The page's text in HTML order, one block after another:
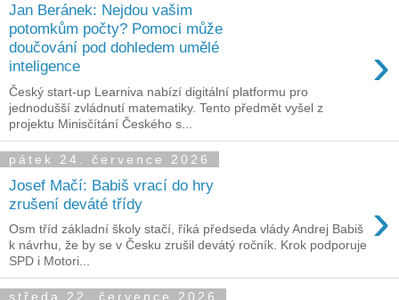
Jan Beránek: Nejdou vašim
potomkům počty? Pomoci může
doučování pod dohledem umělé
inteligence
›
Český start-up Learniva nabízí digitální platformu pro
jednodušší zvládnutí matematiky. Tento předmět vyšel z
projektu Minisčítání Českého s...
pátek 24. července 2026
Josef Mačí: Babiš vrací do hry
zrušení deváté třídy
›
Osm tříd základní školy stačí, říká předseda vlády Andrej Babiš
k návrhu, že by se v Česku zrušil devátý ročník. Krok podporuje
SPD i Motori...
středa 22. července 2026